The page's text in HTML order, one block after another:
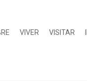
VIVER VISITAR